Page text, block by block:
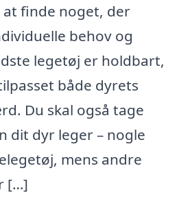
finde noget, der
behov og
legetøj er holdbart,
både dyrets
Du skal også tage
dit dyr leger – nogle
mens andre
[…]